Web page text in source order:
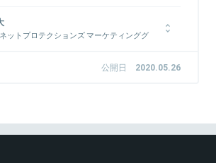
され、主幹事業であるNP後払いの大手通販事
を担当。その後、サービス向け後払い決済の
/チーム運営など、サービスのグロースに必要
ットプロテクションズ マーケティンググ
ネットプロテクションズに新卒入社。マーケ
公開日 2020.05.26